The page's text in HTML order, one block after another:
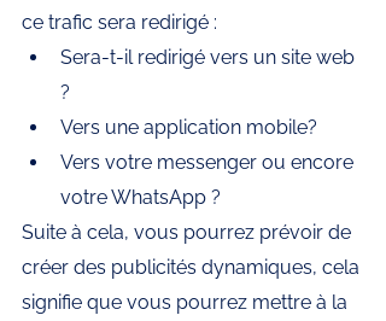
ce trafic sera redirigé :
Sera-t-il redirigé vers un site web
?
Vers une application mobile?
Vers votre messenger ou encore
votre WhatsApp ?
Suite à cela, vous pourrez prévoir de
créer des publicités dynamiques, cela
signifie que vous pourrez mettre à la